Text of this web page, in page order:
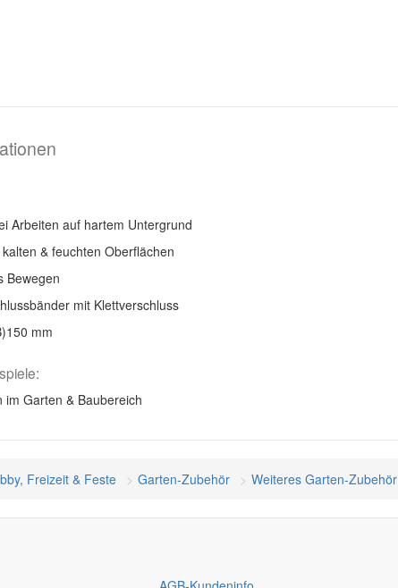
Arbeiten auf hartem Untergrund
& feuchten Oberflächen
Bewegen
mit Klettverschluss
mm
im Garten & Baubereich
Freizeit & Feste Garten-Zubehör Weiteres Garten-Zubehör